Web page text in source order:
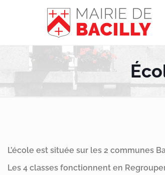
L’école est située sur les 2 communes
Les 4 classes fonctionnent en